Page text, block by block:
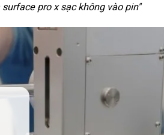
pro x sạc không vào pin"